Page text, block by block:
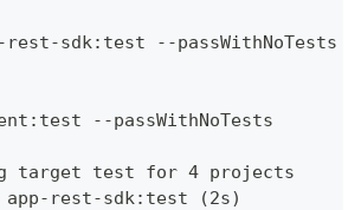
sdk:test --passWithNoTests
--passWithNoTests
target test for 4 projects
rest-sdk:test (2s)